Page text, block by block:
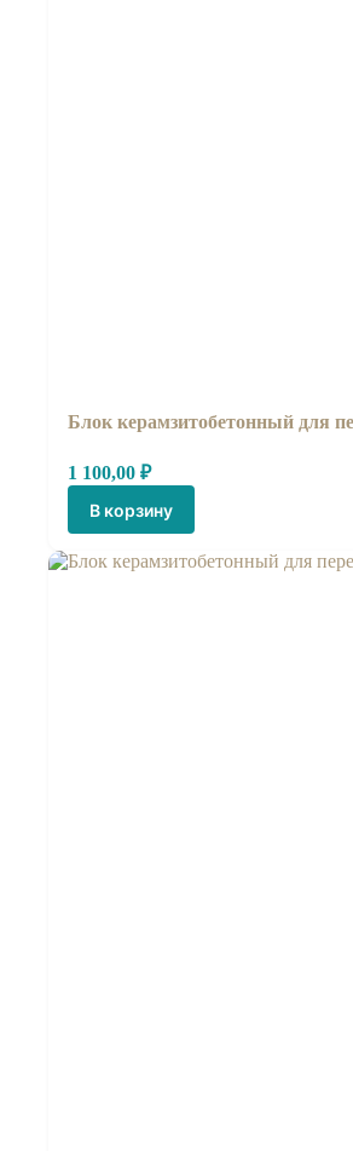
Блок керамзито­бетонный для
1 100,00 ₽
В корзину